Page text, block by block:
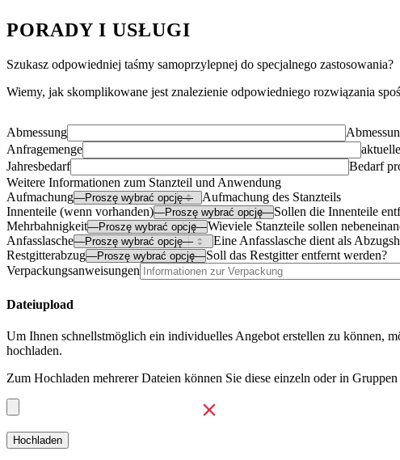
PORADY I USŁUGI
Szukasz odpowiedniej taśmy samoprzylepnej do specjalnego zastosowania?
Wiemy, jak skomplikowane jest znalezienie odpowiedniego rozwiązania
Abmessung
Anfragemenge
Jahresbedarf
Bedarf
Weitere Informationen zum Stanzteil und Anwendung
Aufmachung
Aufmachung des Stanzteils
Innenteile (wenn vorhanden)
Sollen die Innenteile
Mehrbahnigkeit
Wieviele Stanzteile sollen
Anfasslasche
Eine Anfasslasche dient als
Restgitterabzug
Soll das Restgitter entfernt werden?
Verpackungsanweisungen
Dateiupload
Um Ihnen schnellstmöglich ein individuelles Angebot erstellen zu können,
hochladen.
Zum Hochladen mehrerer Dateien können Sie diese einzeln oder in